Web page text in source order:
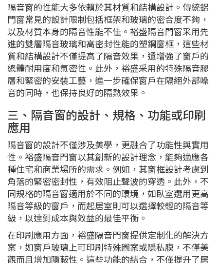
隔音窗的性能大多依賴於其材質和結構設計。傳統鋁
門窗常見的設計限制包括框架和玻璃的密合度不夠，
以及材質本身的隔音性能不佳。裕盛隔音門窗采用先
進的雙層隔音玻璃和高密封性能的塑鋼窗框，這些材
質和結構設計不僅提高了隔音效果，還增強了窗戶的
總體耐用度和氣密性。此外，裕盛采用的特殊隔音膠
層和緊密的安裝工藝，進一步確保窗戶在隔絕外部噪
音的同時，也保持良好的隔熱效果。
三、隔音窗的設計、規格、功能或印刷
應用
隔音窗的設計不僅涉及美學，更融合了功能性與實用
性。裕盛隔音門窗以其創新的設計理念，能夠適應各
種住宅和商業場所的需求。例如，其窗框設計考慮到
角落的緊密密封性，有效阻止聲波的穿透。此外，不
同規格的隔音窗適用於不同的環境，如臥室選用更高
隔音等級的窗戶，而起居室則可以選擇較輕的隔音等
級，以達到成本與效益的最佳平衡。
在印刷應用方面，裕盛隔音門窗提供定制化的解決方
案，如窗戶玻璃上可印刷特殊圖案或隱私膜，不僅美
觀而且增加隱蔽性。這些功能的結合，不僅提升了居